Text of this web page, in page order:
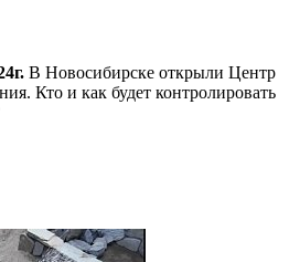
В Новосибирске открыли Центр
Кто и как будет контролировать